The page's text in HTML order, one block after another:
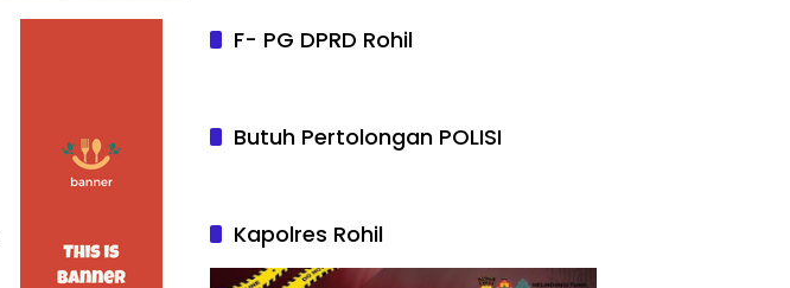
F- PG DPRD Rohil
Butuh Pertolongan POLISI
Kapolres Rohil